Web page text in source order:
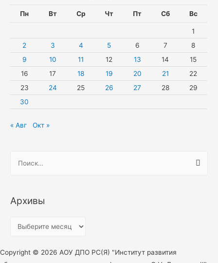
Пн Вт Ср Чт Пт Сб Вс
1
2
3 4 5 6 7
8
9
10 11 12 13 14
15
16
17 18 19 20 21
22
23
24 25 26 27 28
29
30
« Авг Окт »
т
Архивы
Copyright © 2026 АОУ ДПО РС(Я) "Институт развития